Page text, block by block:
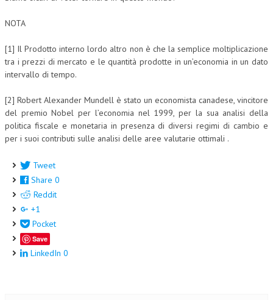
NOTA
[1] Il Prodotto interno lordo altro non è che la semplice moltiplicazione
tra i prezzi di mercato e le quantità prodotte in un’economia in un dato
intervallo di tempo.
[2] Robert Alexander Mundell è stato un economista canadese, vincitore
del premio Nobel per l’economia nel 1999, per la sua analisi della
politica fiscale e monetaria in presenza di diversi regimi di cambio e
per i suoi contributi sulle analisi delle aree valutarie ottimali .
Tweet
Share 0
Reddit
+1
Pocket
Save
LinkedIn 0